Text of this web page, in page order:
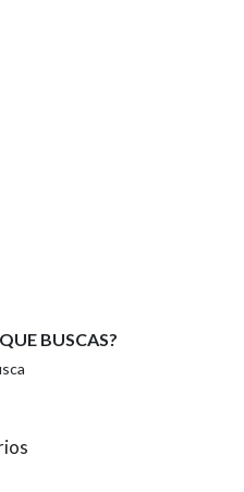
da política de
na imaxe:
BUSCAS?